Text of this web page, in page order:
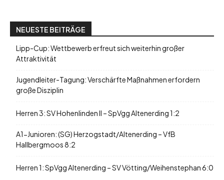
NEUESTE BEITRÄGE
Lipp-Cup: Wettbewerb erfreut sich weiterhin großer
Attraktivität
Jugendleiter-Tagung: Verschärfte Maßnahmen erfordern
große Disziplin
Herren 3: SV Hohenlinden II – SpVgg Altenerding 1:2
A1-Junioren: (SG) Herzogstadt/Altenerding – VfB
Hallbergmoos 8:2
Herren 1: SpVgg Altenerding – SV Vötting/Weihenstephan 6:0